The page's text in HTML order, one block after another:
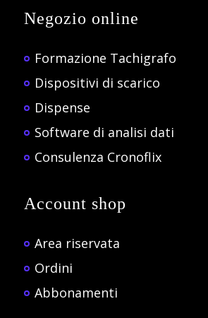
Negozio online
Formazione Tachigrafo
Dispositivi di scarico
Dispense
Software di analisi dati
Consulenza Cronoflix
Account shop
Area riservata
Ordini
Abbonamenti